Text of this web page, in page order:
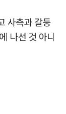
사측과 갈등
나선 것 아니